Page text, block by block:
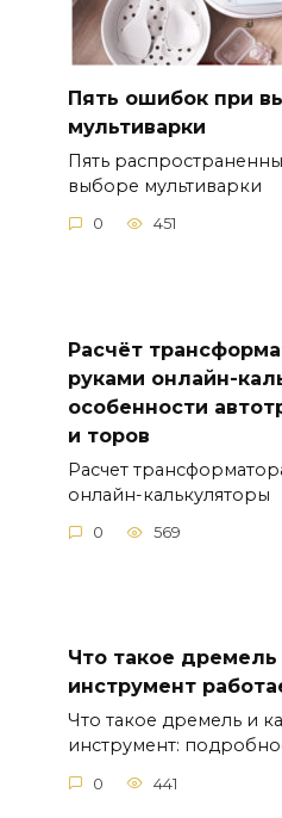
Пять ошибок при
мультиварки
Пять
выборе мультиварки
0 451
Расчёт
руками онлайн-
особенности
и торов
Расчет
онлайн-калькуляторы
0 569
Что такое дремель
инструмент
Что такое дремель и
инструмент:
0 441